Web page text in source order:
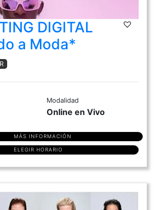
DIGITAL
a Moda*
Modalidad
Online en Vivo
MÁS INFORMACIÓN
ELEGIR HORARIO